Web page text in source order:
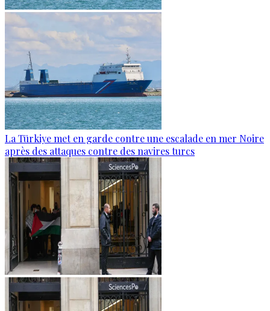
La Türkiye met en garde contre une escalade en mer Noire
après des attaques contre des navires turcs